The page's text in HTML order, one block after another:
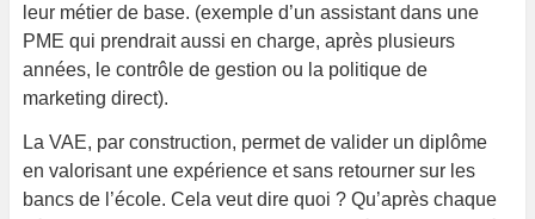
leur métier de base. (exemple d’un assistant dans une
PME qui prendrait aussi en charge, après plusieurs
années, le contrôle de gestion ou la politique de
marketing direct).
La VAE, par construction, permet de valider un diplôme
en valorisant une expérience et sans retourner sur les
bancs de l’école. Cela veut dire quoi ? Qu’après chaque